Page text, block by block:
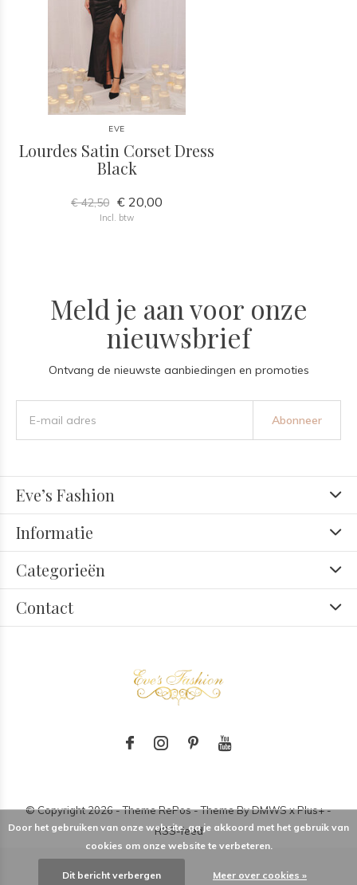
EVE
Lourdes Satin Corset Dress
Black
€ 42,50 € 20,00
Incl. btw
Meld je aan voor onze
nieuwsbrief
Ontvang de nieuwste aanbiedingen en promoties
Abonneer
Eve’s Fashion
Informatie
Categorieën
Contact
© Copyright2026- Theme RePos - Theme ByDMWSxPlus+-
RSS-feed
Door het gebruiken van onze website, ga je akkoord met het gebruik van
cookies om onze website te verbeteren.
Dit bericht verbergen Meer over cookies »